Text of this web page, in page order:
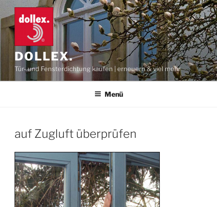
Zum
Inhalt
springen
DOLLEX.
Tür- und Fensterdichtung kaufen | erneuern & viel mehr
Menü
auf Zugluft überprüfen